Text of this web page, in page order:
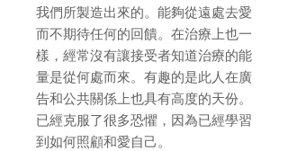
我們所製造出來的。能夠從遠處去愛
而不期待任何的回饋。在治療上也一
樣，經常沒有讓接受者知道治療的能
量是從何處而來。有趣的是此人在廣
告和公共關係上也具有高度的天份。
已經克服了很多恐懼，因為已經學習
到如何照顧和愛自己。